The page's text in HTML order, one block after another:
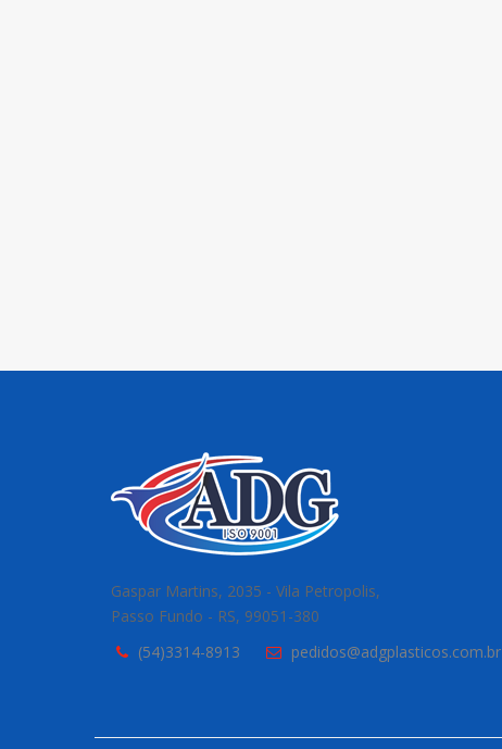
Gaspar Martins, 2035 - Vila Petropolis,
Passo Fundo - RS, 99051-380
(54)3314-8913
pedidos@adgplasticos.com.br